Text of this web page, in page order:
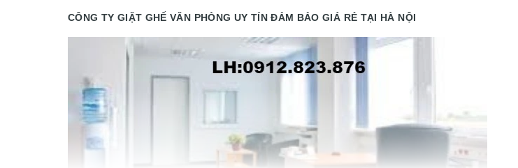
CÔNG TY GIẶT GHẾ VĂN PHÒNG UY TÍN ĐẢM BẢO GIÁ RẺ TẠI HÀ NỘI